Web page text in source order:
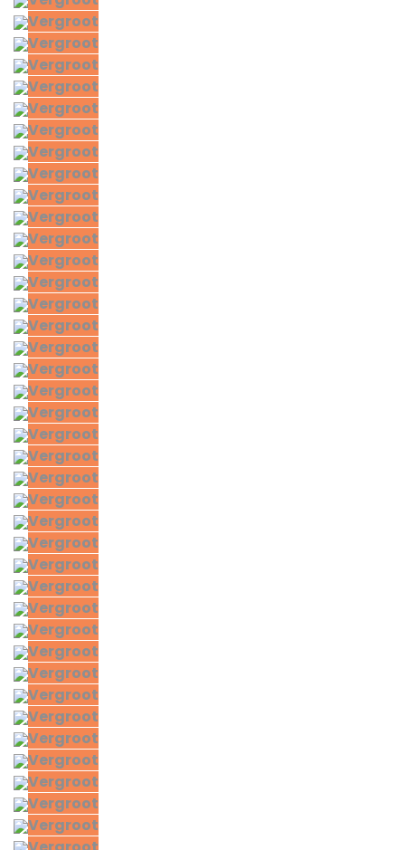
Vergroot
Vergroot
Vergroot
Vergroot
Vergroot
Vergroot
Vergroot
Vergroot
Vergroot
Vergroot
Vergroot
Vergroot
Vergroot
Vergroot
Vergroot
Vergroot
Vergroot
Vergroot
Vergroot
Vergroot
Vergroot
Vergroot
Vergroot
Vergroot
Vergroot
Vergroot
Vergroot
Vergroot
Vergroot
Vergroot
Vergroot
Vergroot
Vergroot
Vergroot
Vergroot
Vergroot
Vergroot
Vergroot